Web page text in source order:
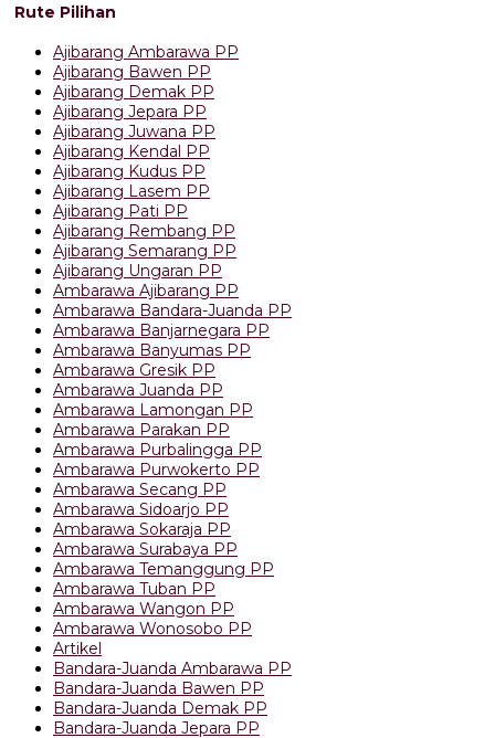
Rute Pilihan
Ajibarang Ambarawa PP
Ajibarang Bawen PP
Ajibarang Demak PP
Ajibarang Jepara PP
Ajibarang Juwana PP
Ajibarang Kendal PP
Ajibarang Kudus PP
Ajibarang Lasem PP
Ajibarang Pati PP
Ajibarang Rembang PP
Ajibarang Semarang PP
Ajibarang Ungaran PP
Ambarawa Ajibarang PP
Ambarawa Bandara-Juanda PP
Ambarawa Banjarnegara PP
Ambarawa Banyumas PP
Ambarawa Gresik PP
Ambarawa Juanda PP
Ambarawa Lamongan PP
Ambarawa Parakan PP
Ambarawa Purbalingga PP
Ambarawa Purwokerto PP
Ambarawa Secang PP
Ambarawa Sidoarjo PP
Ambarawa Sokaraja PP
Ambarawa Surabaya PP
Ambarawa Temanggung PP
Ambarawa Tuban PP
Ambarawa Wangon PP
Ambarawa Wonosobo PP
Artikel
Bandara-Juanda Ambarawa PP
Bandara-Juanda Bawen PP
Bandara-Juanda Demak PP
Bandara-Juanda Jepara PP